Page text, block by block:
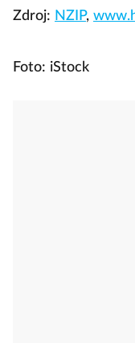
Zdroj: NZIP,
Foto: iStock